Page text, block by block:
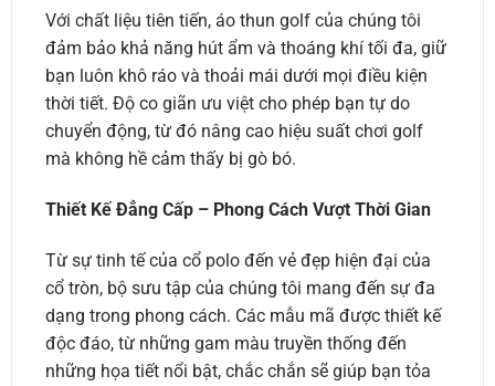
Với chất liệu tiên tiến, áo thun golf của chúng tôi
đảm bảo khả năng hút ẩm và thoáng khí tối đa, giữ
bạn luôn khô ráo và thoải mái dưới mọi điều kiện
thời tiết. Độ co giãn ưu việt cho phép bạn tự do
chuyển động, từ đó nâng cao hiệu suất chơi golf
mà không hề cảm thấy bị gò bó.
Thiết Kế Đẳng Cấp – Phong Cách Vượt Thời Gian
Từ sự tinh tế của cổ polo đến vẻ đẹp hiện đại của
cổ tròn, bộ sưu tập của chúng tôi mang đến sự đa
dạng trong phong cách. Các mẫu mã được thiết kế
độc đáo, từ những gam màu truyền thống đến
những họa tiết nổi bật, chắc chắn sẽ giúp bạn tỏa